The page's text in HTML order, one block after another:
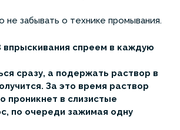
не забывать о технике промывания.
впрыскивания спреем в каждую
сразу, а подержать раствор в
За это время раствор
проникнет в слизистые
по очереди зажимая одну